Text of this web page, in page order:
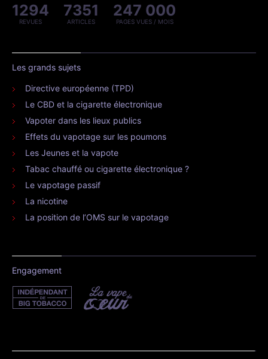
1294
REVUES
7351
ARTICLES
247 000
PAGES VUES / MOIS
Les grands sujets
Directive européenne (TPD)
Le CBD et la cigarette électronique
Vapoter dans les lieux publics
Effets du vapotage sur les poumons
Les Jeunes et la vapote
Tabac chauffé ou cigarette électronique ?
Le vapotage passif
La nicotine
La position de l’OMS sur le vapotage
Engagement